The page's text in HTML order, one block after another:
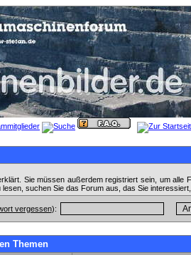
Sie müssen außerdem registriert sein, um alle
suchen Sie das Forum aus, das Sie
vergessen):
Themen